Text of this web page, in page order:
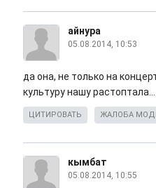
айнура
05.08.2014, 10:53
да она, не только на
культуру нашу растоптала...
ЦИТИРОВАТЬ ЖАЛОБА
кымбат
05.08.2014, 10:55